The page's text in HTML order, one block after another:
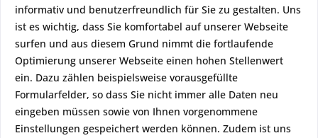
informativ und benutzerfreundlich für Sie zu gestalten. Uns
ist es wichtig, dass Sie komfortabel auf unserer Webseite
surfen und aus diesem Grund nimmt die fortlaufende
Optimierung unserer Webseite einen hohen Stellenwert
ein. Dazu zählen beispielsweise vorausgefüllte
Formularfelder, so dass Sie nicht immer alle Daten neu
eingeben müssen sowie von Ihnen vorgenommene
Einstellungen gespeichert werden können. Zudem ist uns